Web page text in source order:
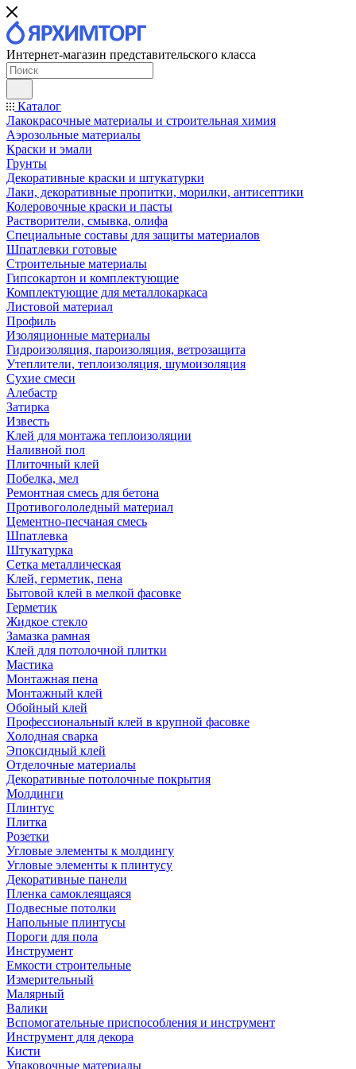
Интернет-магазин представительского класса
Каталог
Лакокрасочные материалы и строительная химия
Аэрозольные материалы
Краски и эмали
Грунты
Декоративные краски и штукатурки
Лаки, декоративные пропитки, морилки, антисептики
Колеровочные краски и пасты
Растворители, смывка, олифа
Специальные составы для защиты материалов
Шпатлевки готовые
Строительные материалы
Гипсокартон и комплектующие
Комплектующие для металлокаркаса
Листовой материал
Профиль
Изоляционные материалы
Гидроизоляция, пароизоляция, ветрозащита
Утеплители, теплоизоляция, шумоизоляция
Сухие смеси
Алебастр
Затирка
Известь
Клей для монтажа теплоизоляции
Наливной пол
Плиточный клей
Побелка, мел
Ремонтная смесь для бетона
Противогололедный материал
Цементно-песчаная смесь
Шпатлевка
Штукатурка
Сетка металлическая
Клей, герметик, пена
Бытовой клей в мелкой фасовке
Герметик
Жидкое стекло
Замазка рамная
Клей для потолочной плитки
Мастика
Монтажная пена
Монтажный клей
Обойный клей
Профессиональный клей в крупной фасовке
Холодная сварка
Эпоксидный клей
Отделочные материалы
Декоративные потолочные покрытия
Молдинги
Плинтус
Плитка
Розетки
Угловые элементы к молдингу
Угловые элементы к плинтусу
Декоративные панели
Пленка самоклеящаяся
Подвесные потолки
Напольные плинтусы
Пороги для пола
Инструмент
Емкости строительные
Измерительный
Малярный
Валики
Вспомогательные приспособления и инструмент
Инструмент для декора
Кисти
Упаковочные материалы